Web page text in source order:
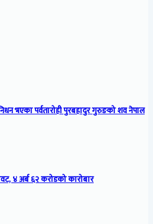
भएका पर्वतारोही पुरबहादुर गुरुङको शव नेपाल
४ अर्ब ६२ करोडको कारोबार